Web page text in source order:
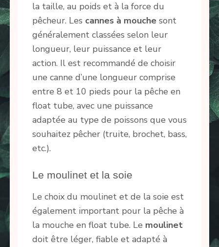
la taille, au poids et à la force du
pêcheur. Les cannes à mouche sont
généralement classées selon leur
longueur, leur puissance et leur
action. Il est recommandé de choisir
une canne d’une longueur comprise
entre 8 et 10 pieds pour la pêche en
float tube, avec une puissance
adaptée au type de poissons que vous
souhaitez pêcher (truite, brochet, bass,
etc.).
Le moulinet et la soie
Le choix du moulinet et de la soie est
également important pour la pêche à
la mouche en float tube. Le moulinet
doit être léger, fiable et adapté à